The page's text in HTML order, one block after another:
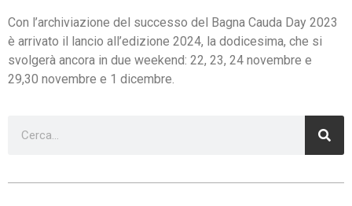
Con l’archiviazione del successo del Bagna Cauda Day 2023
è arrivato il lancio all’edizione 2024, la dodicesima, che si
svolgerà ancora in due weekend: 22, 23, 24 novembre e
29,30 novembre e 1 dicembre.